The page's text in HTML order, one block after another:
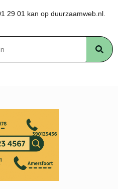
29 01 kan op duurzaamweb.nl.